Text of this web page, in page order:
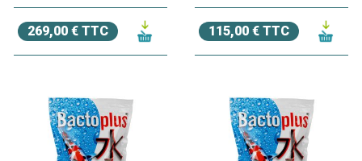
269,00 € TTC 115,00 € TTC